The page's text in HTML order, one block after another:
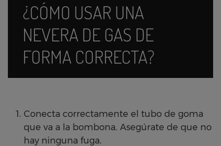
¿CÓMO USAR UNA
NEVERA DE GAS DE
FORMA CORRECTA?
Conecta correctamente el tubo de goma
que va a la bombona. Asegúrate de que no
hay ninguna fuga.